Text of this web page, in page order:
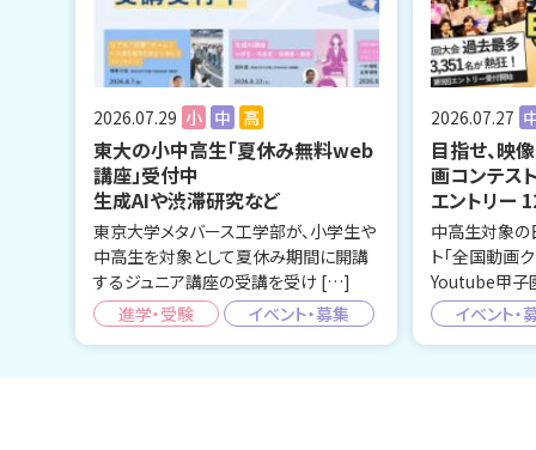
2026.07.29 小 中 高
東大の小中高生「夏休み無料web
講座」受付中
生成AIや渋滞研究など
東京大学メタバース工学部が、小学生や
中高生を対象として夏休み期間に開講
するジュニア講座の受講を受け […]
進学・受験
イベント・募集
2026.07.27
目指せ、映
画コンテス
エントリー
中高生対象の
ト「全国動画
Youtube甲子
イベント・